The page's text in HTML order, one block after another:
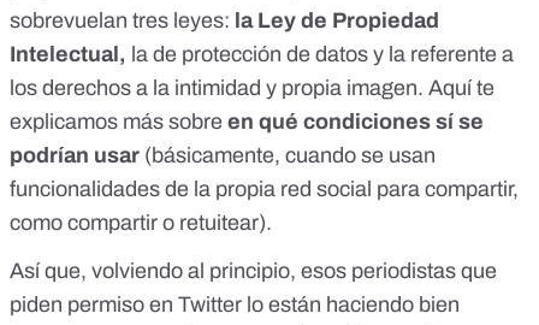
sobrevuelan tres leyes: la Ley de Propiedad
Intelectual , la de protección de datos y la referente a
los derechos a la intimidad y propia imagen. Aquí te
explicamos más sobre en qué condiciones sí se
podrían usar (básicamente, cuando se usan
funcionalidades de la propia red social para compartir,
como compartir o retuitear).
Así que, volviendo al principio, esos periodistas que
piden permiso en Twitter lo están haciendo bien